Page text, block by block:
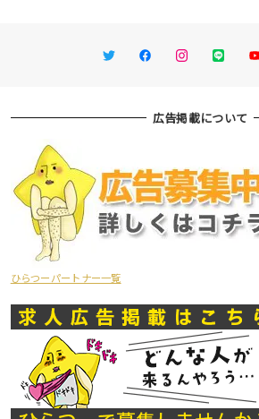
TwitterFacebookInstagram
LINE
広告掲載について
ひらつーパートナー一覧